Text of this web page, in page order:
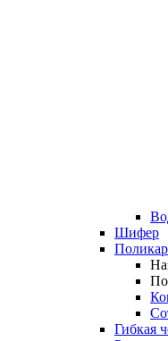
Шифер
Гибкая